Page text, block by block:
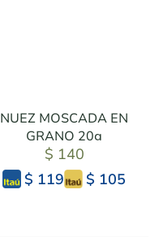
NUEZ MOSCADA EN
GRANO 20g
$ 140
$ 119
$ 105